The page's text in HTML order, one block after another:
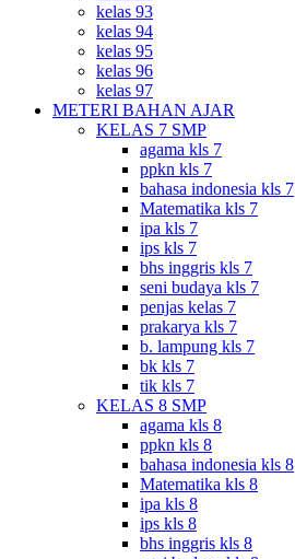
kelas 93
kelas 94
kelas 95
kelas 96
kelas 97
METERI BAHAN AJAR
KELAS 7 SMP
agama kls 7
ppkn kls 7
bahasa indonesia kls 7
Matematika kls 7
ipa kls 7
ips kls 7
bhs inggris kls 7
seni budaya kls 7
penjas kelas 7
prakarya kls 7
b. lampung kls 7
bk kls 7
tik kls 7
KELAS 8 SMP
agama kls 8
ppkn kls 8
bahasa indonesia kls 8
Matematika kls 8
ipa kls 8
ips kls 8
bhs inggris kls 8